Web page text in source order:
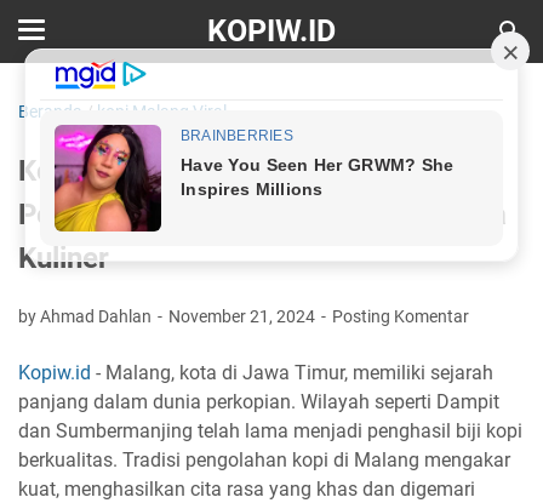
KOPIW.ID
Beranda / kopi Malang Viral
Kopi Malang Viral: Fenomena dan
Pesonanya yang Mengguncang Dunia
Kuliner
by Ahmad Dahlan November 21, 2024 Posting Komentar
Kopiw.id - Malang, kota di Jawa Timur, memiliki sejarah
panjang dalam dunia perkopian. Wilayah seperti Dampit
dan Sumbermanjing telah lama menjadi penghasil biji kopi
berkualitas. Tradisi pengolahan kopi di Malang mengakar
kuat, menghasilkan cita rasa yang khas dan digemari